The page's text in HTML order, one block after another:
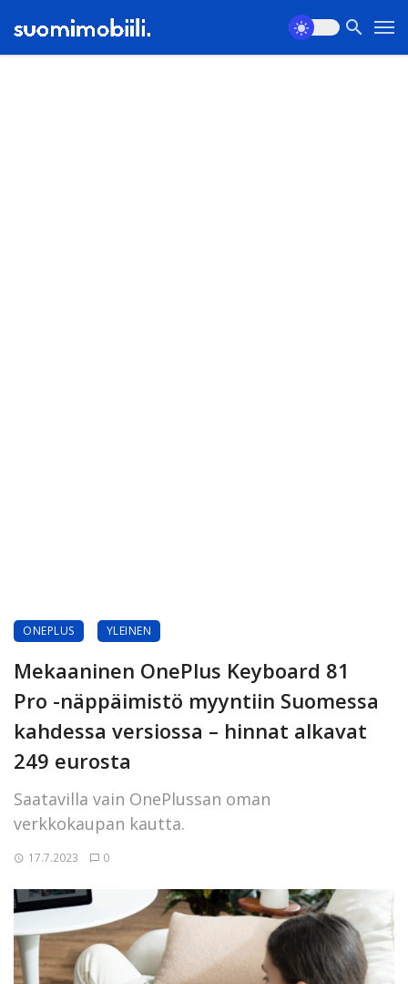
ONEPLUS YLEINEN
Mekaaninen OnePlus Keyboard 81
Pro -näppäimistö myyntiin Suomessa
kahdessa versiossa – hinnat alkavat
249 eurosta
Saatavilla vain OnePlussan oman
verkkokaupan kautta.
17.7.2023 0